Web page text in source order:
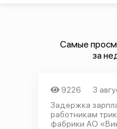
Самые
за
9226
3
Задержка
работникам
фабрики АО